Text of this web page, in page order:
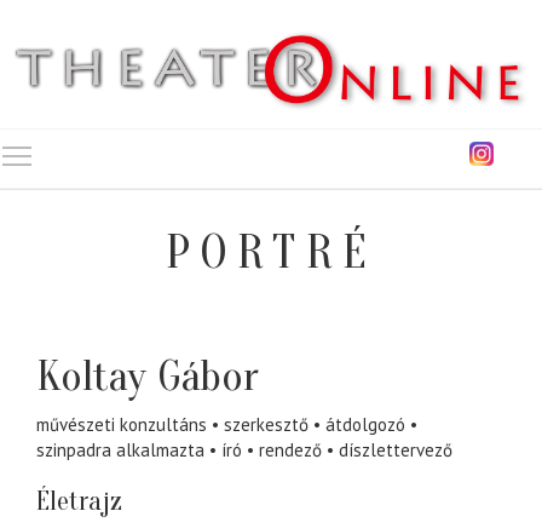
PORTRÉ
Koltay Gábor
művészeti konzultáns szerkesztő
átdolgozó
szinpadra alkalmazta
író rendező díszlettervező
Életrajz